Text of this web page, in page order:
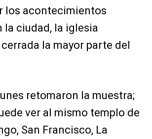
los acontecimientos
la ciudad, la iglesia
la mayor parte del
retomaron la muestra;
ver al mismo templo de
San Francisco, La